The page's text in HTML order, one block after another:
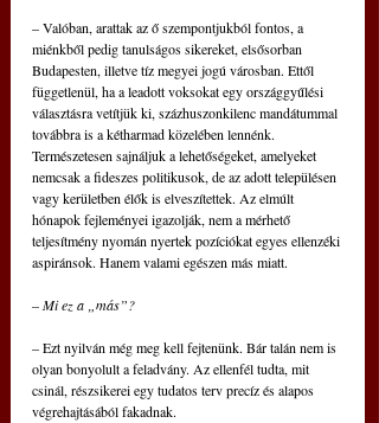
– Valóban, arattak az ő szempontjukból fontos, a
miénkből pedig tanulságos sikereket, elsősorban
Budapesten, illetve tíz megyei jogú városban. Ettől
függetlenül, ha a leadott voksokat egy országgyűlési
választásra vetítjük ki, százhuszonkilenc mandátummal
továbbra is a kétharmad közelében lennénk.
Természetesen sajnáljuk a lehetőségeket, amelyeket
nemcsak a fideszes politikusok, de az adott településen
vagy kerületben élők is elveszítettek. Az elmúlt
hónapok fejleményei igazolják, nem a mérhető
teljesítmény nyomán nyertek pozíciókat egyes ellenzéki
aspiránsok. Hanem valami egészen más miatt.
– Mi ez a „más”?
– Ezt nyilván még meg kell fejtenünk. Bár talán nem is
olyan bonyolult a feladvány. Az ellenfél tudta, mit
csinál, részsikerei egy tudatos terv precíz és alapos
végrehajtásából fakadnak.